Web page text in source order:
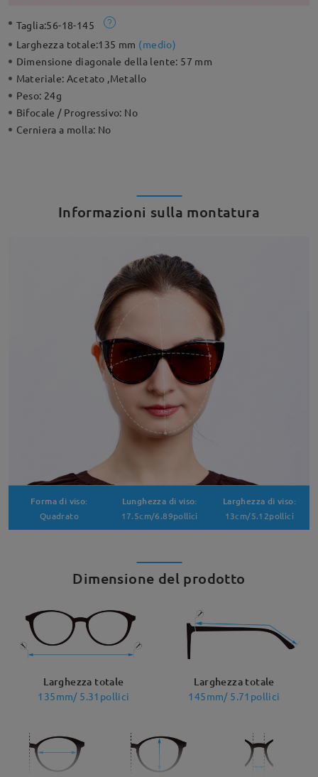
Taglia:56-18-145
Larghezza totale:135 mm (medio)
Dimensione diagonale della lente: 57 mm
Materiale:Acetato ,Metallo
Peso: 24g
Bifocale / Progressivo: No
Cerniera a molla: No
Informazioni sulla montatura
Forma di viso:
Quadrato
Lunghezza di viso:
17.5cm/6.89pollici
Larghezza di viso:
13cm/5.12pollici
Dimensione del prodotto
Larghezza totale
135mm/ 5.31pollici
Larghezza totale
145mm/ 5.71pollici